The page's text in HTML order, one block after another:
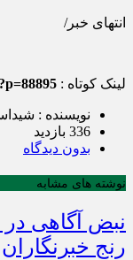
انتهای خبر/
لینک کوتاه :
نویسنده :
336 بازدید
بدون دیدگاه
نوشته های مشابه
نبض آگاهی
رنج خبرنگاران